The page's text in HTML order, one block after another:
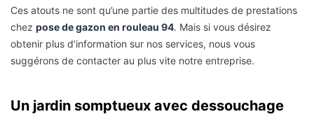
Ces atouts ne sont qu’une partie des multitudes de prestations
chez pose de gazon en rouleau 94. Mais si vous désirez
obtenir plus d’information sur nos services, nous vous
suggérons de contacter au plus vite notre entreprise.
Un jardin somptueux avec dessouchage